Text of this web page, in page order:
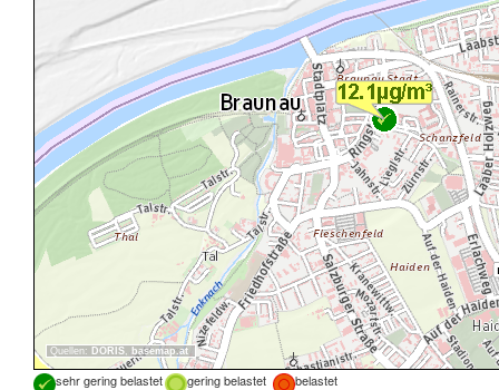
Quellen: DORIS, basemap.at
sehr gering belastet gering belastet
belastet